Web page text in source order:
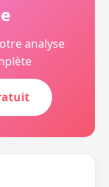
analyse